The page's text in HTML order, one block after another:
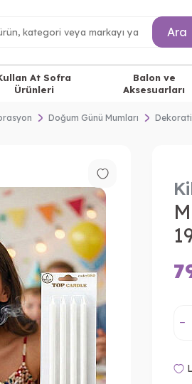
Ara
At Sofra
Ürünleri
Balon ve
Aksesuarları
Doğum Günü Mumları